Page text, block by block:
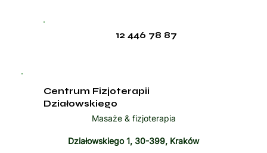
12 446 78 87
Centrum Fizjoterapii
Działowskiego
Masaże & fizjoterapia
Działowskiego 1, 30-399, Kraków